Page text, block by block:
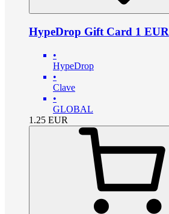
HypeDrop Gift Card 1 EUR
•
HypeDrop
•
Clave
•
GLOBAL
1.25 EUR